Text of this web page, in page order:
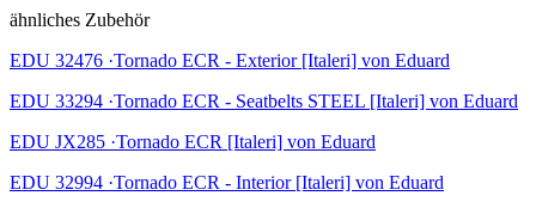
ähnliches Zubehör
EDU 32476 ·Tornado ECR - Exterior [Italeri] von Eduard
EDU 33294 ·Tornado ECR - Seatbelts STEEL [Italeri] von Eduard
EDU JX285 ·Tornado ECR [Italeri] von Eduard
EDU 32994 ·Tornado ECR - Interior [Italeri] von Eduard